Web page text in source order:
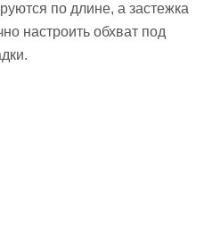
по длине, а застежка
настроить обхват под